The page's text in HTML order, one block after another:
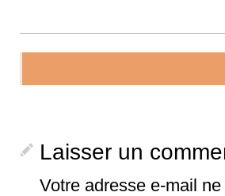
Laisser un
Votre adresse e-mail